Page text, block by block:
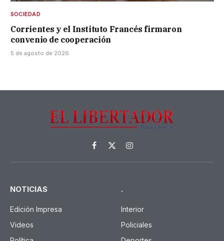
SOCIEDAD
Corrientes y el Instituto Francés firmaron
convenio de cooperación
5 de agosto de 2026
Facebook
X
(Twitter)
Instagram
NOTICIAS
Edición Impresa
Videos
.
Interior
Policiales